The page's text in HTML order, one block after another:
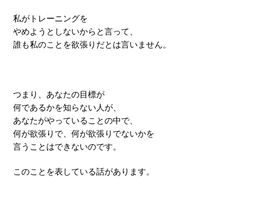
私がトレーニングを
やめようとしないからと言って、
誰も私のことを欲張りだとは言いません。
つまり、あなたの目標が
何であるかを知らない人が、
あなたがやっていることの中で、
何が欲張りで、何が欲張りでないかを
言うことはできないのです。
このことを表している話があります。